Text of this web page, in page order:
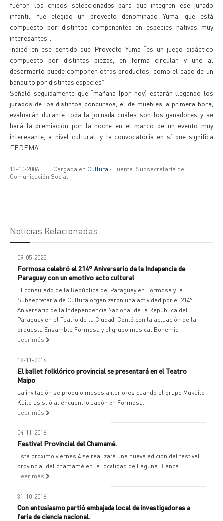
fueron los chicos seleccionados para que integren ese jurado
infantil, fue elegido un proyecto denominado Yuma, que está
compuesto por distintos componentes en especies nativas muy
interesantes”.
Indicó en ese sentido que Proyecto Yuma “es un juego didáctico
compuesto por distintas piezas, en forma circular, y uno al
desarmarlo puede componer otros productos, como el caso de un
banquito por distintas especies”.
Señaló seguidamente que “mañana (por hoy) estarán llegando los
jurados de los distintos concursos, el de muebles, a primera hora,
evaluarán durante toda la jornada cuáles son los ganadores y se
hará la premiación por la noche en el marco de un evento muy
interesante, a nivel cultural, y la convocatoria en sí que significa
FEDEMA”.
13-10-2006 | Cargada en Cultura - Fuente: Subsecretaría de
Comunicación Social
Noticias Relacionadas
09-05-2025
Formosa celebró el 214° Aniversario de la Indepencia de
Paraguay con un emotivo acto cultural
El consulado de la República del Paraguay en Formosa y la
Subsecretaría de Cultura organizaron una actividad por el 214°
Aniversario de la Independencia Nacional de la República del
Paraguay en el Teatro de la Ciudad. Contó con la actuación de la
orquesta Ensamble Formosa y el grupo musical Bohemio
Leer más
18-11-2016
El ballet folklórico provincial se presentará en el Teatro
Maipo
La invitación se produjo meses anteriores cuando el grupo Mukaito
Kaito asistió al encuentro Japón en Formosa.
Leer más
04-11-2016
Festival Provincial del Chamamé.
Este próximo viernes 4 se realizará una nueva edición del festival
provincial del chamamé en la localidad de Laguna Blanca.
Leer más
31-10-2016
Con entusiasmo partió embajada local de investigadores a
feria de ciencia nacional.